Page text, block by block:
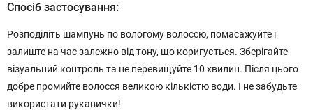
Спосіб застосування:
Розподіліть шампунь по вологому волоссю, помасажуйте і
залиште на час залежно від тону, що коригується. Зберігайте
візуальний контроль та не перевищуйте 10 хвилин. Після цього
добре промийте волосся великою кількістю води. І не забудьте
використати рукавички!